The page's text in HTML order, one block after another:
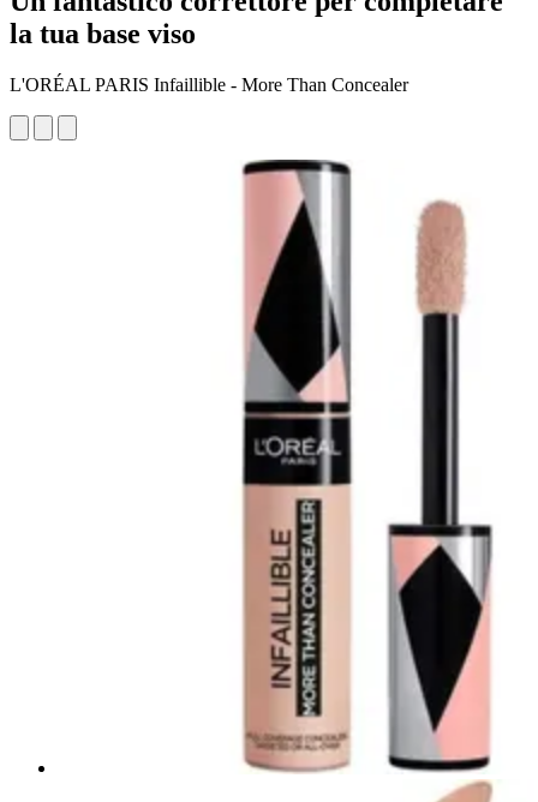
la tua base viso
L'ORÉAL PARIS Infaillible - More Than Concealer